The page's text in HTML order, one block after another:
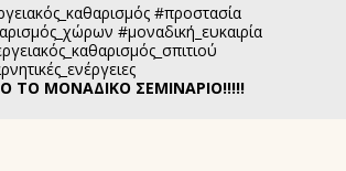
#προστασία
#μοναδική_ευκαιρία
ΤΟ ΜΟΝΑΔΙΚΟ ΣΕΜΙΝΑΡΙΟ!!!!!